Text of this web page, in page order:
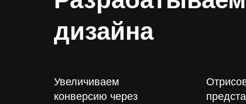
дизайна
Увеличиваем
конверсию через